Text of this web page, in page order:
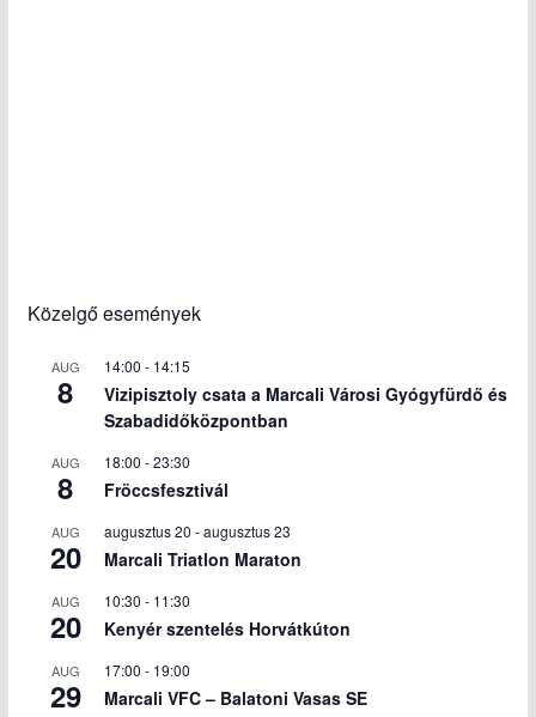
Közelgő események
AUG
8
14:00 - 14:15
Vizipisztoly csata a Marcali Városi Gyógyfürdő és
Szabadidőközpontban
AUG
8
18:00 -23:30
Fröccsfesztivál
AUG
20
augusztus 20 -augusztus 23
Marcali Triatlon Maraton
AUG
20
10:30 - 11:30
Kenyér szentelés Horvátkúton
AUG
29
17:00 - 19:00
Marcali VFC – Balatoni Vasas SE